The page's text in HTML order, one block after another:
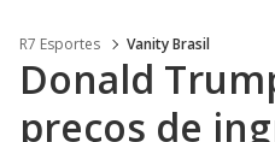
R7 Esportes Vanity Brasil
Donald
preços de